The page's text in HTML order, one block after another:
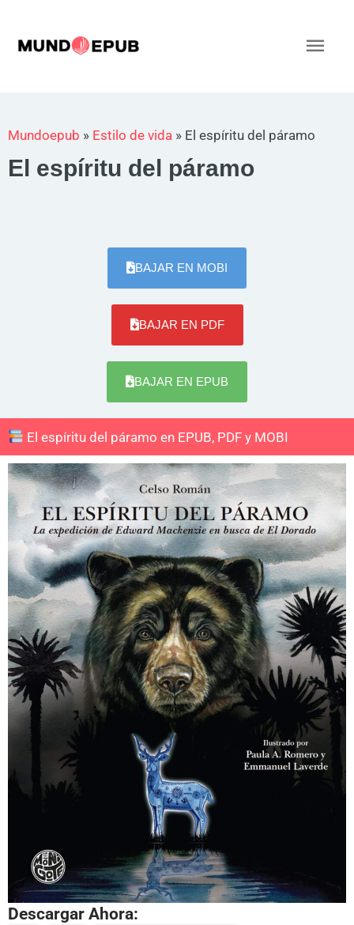
contenido
Mundoepub » Estilo de vida » El espíritu del páramo
El espíritu del páramo
BAJAR EN MOBI
BAJAR EN PDF
BAJAR EN EPUB
El espíritu del páramo en EPUB, PDF y MOBI
Descargar Ahora: